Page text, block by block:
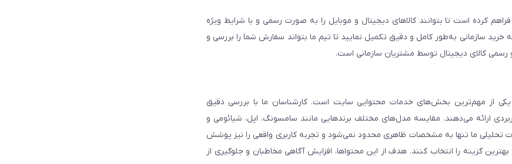
کرده است تا بتوانند کالاهای دیجیتال و موبایل را به صورت رسمی و با شرایط ویژه
سازمانی به‌طور کامل و دقیق تکمیل نمایید تا تیم ما بتواند سفارش شما را بررسی و
کالای دیجیتال توسط مشتریان سازمانی است.
از مهم‌ترین بخش‌های خدمات محتوایی سایت است. کارشناسان ما با بررسی دقیق
ارائه می‌دهند. مقایسه مدل‌های مختلف برندهایی مانند سامسونگ، اپل، شیائومی و
تحلیلی ما تنها به مشخصات ظاهری محدود نمی‌شود و تجربه کاربری واقعی را نیز پوشش
گزینه را انتخاب کنند. هدف از این محتواها، افزایش آگاهی مخاطبان و جلوگیری از